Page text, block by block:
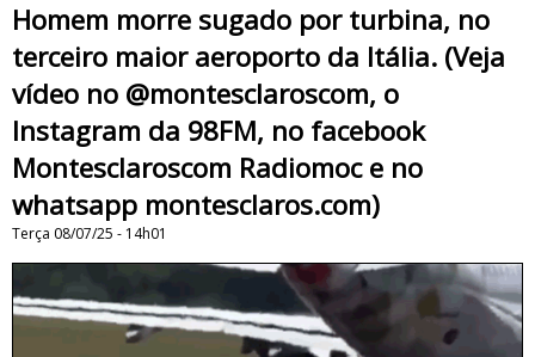
Homem morre sugado por turbina, no
terceiro maior aeroporto da Itália. (Veja
vídeo no @montesclaroscom, o
Instagram da 98FM, no facebook
Montesclaroscom Radiomoc e no
whatsapp montesclaros.com)
Terça 08/07/25 - 14h01